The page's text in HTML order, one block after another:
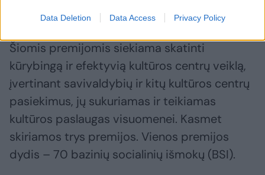
Data Deletion Data Access Privacy Policy
Šiomis premijomis siekiama skatinti
kūrybingą ir efektyvią kultūros centrų veiklą,
įvertinant savivaldybių ir kitų kultūros centrų
pasiekimus, jų sukuriamas ir teikiamas
kultūros paslaugas visuomenei. Kasmet
skiriamos trys premijos. Vienos premijos
dydis – 70 bazinių socialinių išmokų (BSI).